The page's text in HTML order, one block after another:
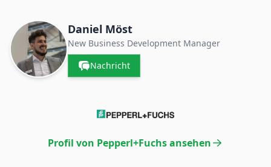
Daniel Möst
New Business Development Manager
Nachricht
Profil von Pepperl+Fuchs ansehen